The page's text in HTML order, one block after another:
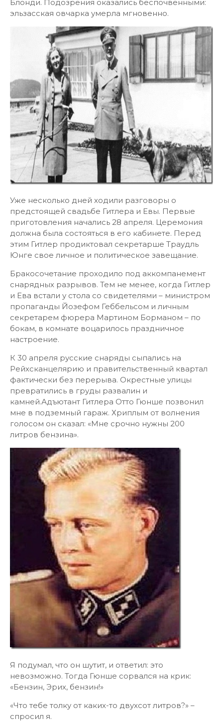
Блонди. Подозрения оказались беспочвенными:
эльзасская овчарка умерла мгновенно.
Уже несколько дней ходили разговоры о
предстоящей свадьбе Гитлера и Евы. Первые
приготовления начались 28 апреля. Церемония
должна была состояться в его кабинете. Перед
этим Гитлер продиктовал секретарше Траудль
Юнге свое личное и политическое завещание.
Бракосочетание проходило под аккомпанемент
снарядных разрывов. Тем не менее, когда Гитлер
и Ева встали у стола со свидетелями – министром
пропаганды Йозефом Геббельсом и личным
секретарем фюрера Мартином Борманом – по
бокам, в комнате воцарилось праздничное
настроение.
К 30 апреля русские снаряды сыпались на
Рейхсканцелярию и правительственный квартал
фактически без перерыва. Окрестные улицы
превратились в груды развалин и
камней.Адъютант Гитлера Отто Гюнше позвонил
мне в подземный гараж. Хриплым от волнения
голосом он сказал: «Мне срочно нужны 200
литров бензина».
Я подумал, что он шутит, и ответил: это
невозможно. Тогда Гюнше сорвался на крик:
«Бензин, Эрих, бензин!»
«Что тебе толку от каких-то двухсот литров?» –
спросил я.